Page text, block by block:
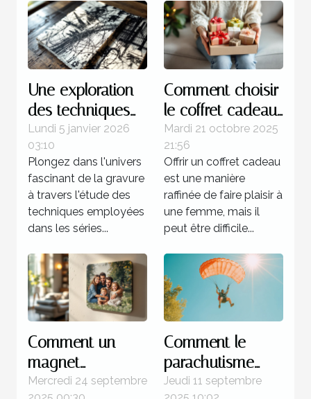
Une exploration
des techniques
de gravure
utilisées dans les
séries célèbres de
Picasso
Lundi 5 janvier 2026
03:10
Plongez dans l'univers
fascinant de la gravure
à travers l'étude des
techniques employées
dans les séries...
Comment choisir
le coffret cadeau
idéal pour
chaque type de
femme ?
Mardi 21 octobre 2025
21:56
Offrir un coffret cadeau
est une manière
raffinée de faire plaisir à
une femme, mais il
peut être difficile...
Comment un
magnet
personnalisé peut
Mercredi 24 septembre
Comment le
parachutisme
peut transformer
Jeudi 11 septembre